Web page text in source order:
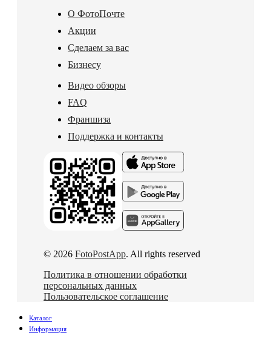
О ФотоПочте
Акции
Сделаем за вас
Бизнесу
Видео обзоры
FAQ
Франшиза
Поддержка и контакты
© 2026 FotoPostApp. All rights reserved
Политика в отношении обработки
персональных данных
Пользовательское соглашение
Каталог
Информация